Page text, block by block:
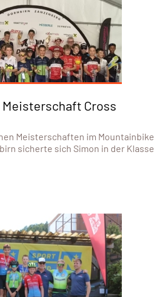
Cross
Meisterschaften im Mountainbike
sicherte sich Simon in der Klasse